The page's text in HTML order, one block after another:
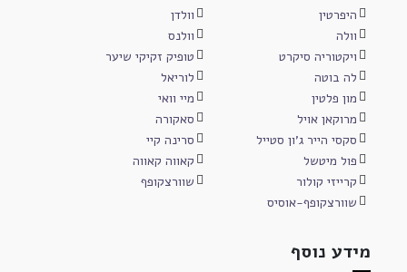
היפרטין
וולדן
וולה
וולנס
ויקטוריה סיקרט
טופיק זקיקי שיער
לה בוטה
לוריאל
מון פלטין
מיי וואי
מרוקאן אויל
סאקורה
סקסי הייר ג'ון סטייל
סרינה קיי
פול מיטשל
קאווה קאווה
קרייזי קולור
שוורצקופף
שוורצקופף-אוסיס
מידע נוסף